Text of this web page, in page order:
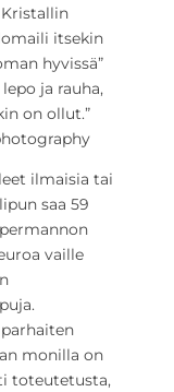
itsekin
hyvissä”
ja rauha,
on ollut.”
ilmaisia tai
saa 59
vaille
monilla on
toteutetusta,